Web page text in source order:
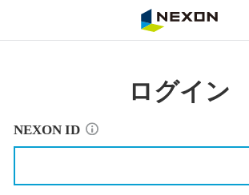
ログイン
NEXON ID